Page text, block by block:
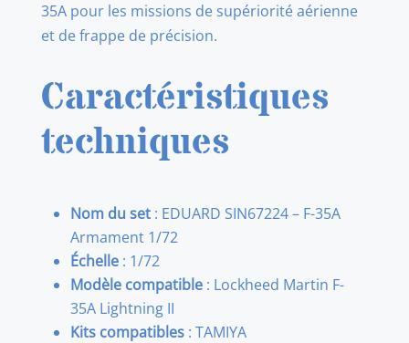
35A pour les missions de supériorité aérienne
et de frappe de précision.
Caractéristiques
techniques
Nom du set: EDUARD SIN67224 – F-35A
Armament 1/72
Échelle: 1/72
Modèle compatible: Lockheed Martin F-
35A Lightning II
Kits compatibles: TAMIYA